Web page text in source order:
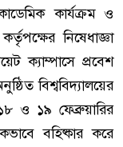
কার্যক্রম ও
নিষেধাজ্ঞা
ক্যাম্পাসে প্রবেশ
বিশ্ববিদ্যালয়ের
ও ১৯ ফেব্রুয়ারির
বহিষ্কার করে